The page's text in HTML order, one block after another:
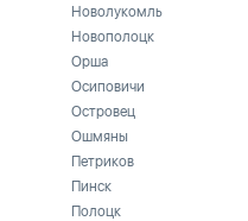
Новолукомль
Новополоцк
Орша
Осиповичи
Островец
Ошмяны
Петриков
Пинск
Полоцк